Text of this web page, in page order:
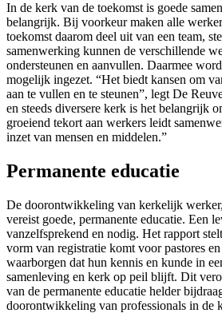
In de kerk van de toekomst is goede
belangrijk. Bij voorkeur maken alle
toekomst daarom deel uit van een team,
samenwerking kunnen de verschillende
ondersteunen en aanvullen. Daarmee
mogelijk ingezet. “Het biedt kansen om
aan te vullen en te steunen”, legt De
en steeds diversere kerk is het belangrijk
groeiend tekort aan werkers leidt
inzet van mensen en middelen.”
Permanente educatie
De doorontwikkeling van kerkelijk
vereist goede, permanente educatie. Een
vanzelfsprekend en nodig. Het rapport
vorm van registratie komt voor pastores
waarborgen dat hun kennis en kunde in
samenleving en kerk op peil blijft. Dit
van de permanente educatie helder
doorontwikkeling van professionals in de